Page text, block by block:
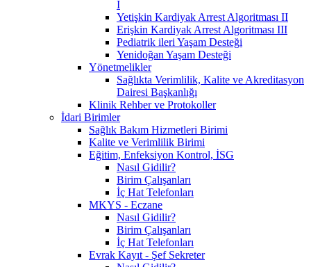
I
Yetişkin Kardiyak Arrest Algoritması II
Erişkin Kardiyak Arrest Algoritması III
Pediatrik ileri Yaşam Desteği
Yenidoğan Yaşam Desteği
Yönetmelikler
Sağlıkta Verimlilik, Kalite ve Akreditasyon
Dairesi Başkanlığı
Klinik Rehber ve Protokoller
İdari Birimler
Sağlık Bakım Hizmetleri Birimi
Kalite ve Verimlilik Birimi
Eğitim, Enfeksiyon Kontrol, İSG
Nasıl Gidilir?
Birim Çalışanları
İç Hat Telefonları
MKYS - Eczane
Nasıl Gidilir?
Birim Çalışanları
İç Hat Telefonları
Evrak Kayıt - Şef Sekreter